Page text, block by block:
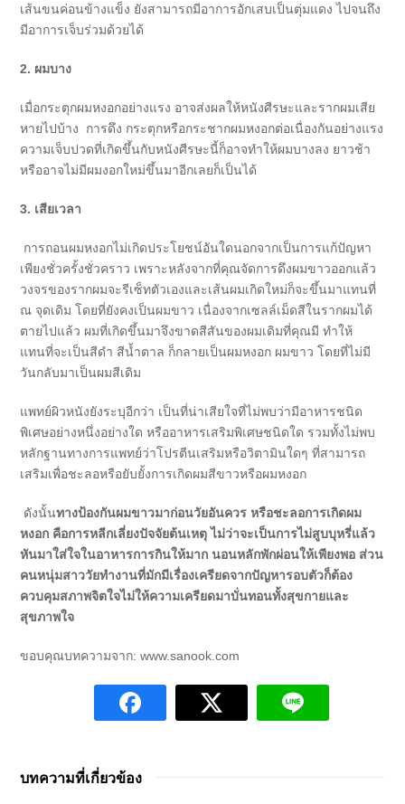
เส้นขนค่อนข้างแข็ง ยังสามารถมีอาการอักเสบเป็นตุ่มแดง ไปจนถึง
มีอาการเจ็บร่วมด้วยได้
2. ผมบาง
เมื่อกระตุกผมหงอกอย่างแรง อาจส่งผลให้หนังศีรษะและรากผมเสีย
หายไปบ้าง การดึง กระตุกหรือกระชากผมหงอกต่อเนื่องกันอย่างแรง
ความเจ็บปวดที่เกิดขึ้นกับหนังศีรษะนี้ก็อาจทำให้ผมบางลง ยาวช้า
หรืออาจไม่มีผมงอกใหม่ขึ้นมาอีกเลยก็เป็นได้
3. เสียเวลา
การถอนผมหงอกไม่เกิดประโยชน์อันใดนอกจากเป็นการแก้ปัญหา
เพียงชั่วครั้งชั่วคราว เพราะหลังจากที่คุณจัดการดึงผมขาวออกแล้ว
วงจรของรากผมจะรีเซ็ทตัวเองและเส้นผมเกิดใหม่ก็จะขึ้นมาแทนที่
ณ จุดเดิม โดยที่ยังคงเป็นผมขาว เนื่องจากเซลล์เม็ดสีในรากผมได้
ตายไปแล้ว ผมที่เกิดขึ้นมาจึงขาดสีสันของผมเดิมที่คุณมี ทำให้
แทนที่จะเป็นสีดำ สีน้ำตาล ก็กลายเป็นผมหงอก ผมขาว โดยที่ไม่มี
วันกลับมาเป็นผมสีเดิม
แพทย์ผิวหนังยังระบุอีกว่า เป็นที่น่าเสียใจที่ไม่พบว่ามีอาหารชนิด
พิเศษอย่างหนึ่งอย่างใด หรืออาหารเสริมพิเศษชนิดใด รวมทั้งไม่พบ
หลักฐานทางการแพทย์ว่าโปรตีนเสริมหรือวิตามินใดๆ ที่สามารถ
เสริมเพื่อชะลอหรือยับยั้งการเกิดผมสีขาวหรือผมหงอก
ดังนั้นทางป้องกันผมขาวมาก่อนวัยอันควร หรือชะลอการเกิดผม
หงอก คือการหลีกเลี่ยงปัจจัยต้นเหตุ ไม่ว่าจะเป็นการไม่สูบบุหรี่แล้ว
หันมาใส่ใจในอาหารการกินให้มาก นอนหลักพักผ่อนให้เพียงพอ ส่วน
คนหนุ่มสาววัยทำงานที่มักมีเรื่องเครียดจากปัญหารอบตัวก็ต้อง
ควบคุมสภาพจิตใจไม่ให้ความเครียดมาบั่นทอนทั้งสุขกายและ
สุขภาพใจ
ขอบคุณบทความจาก: www.sanook.com
บทความที่เกี่ยวข้อง